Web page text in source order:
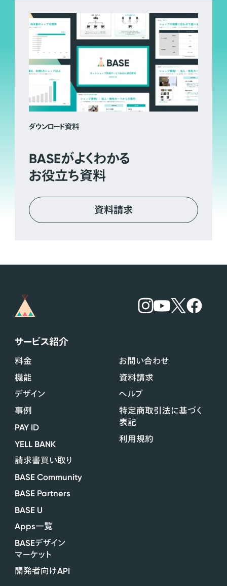
ダウンロード資料
BASEがよくわかる
お役立ち資料
資料請求
サービス紹介
料金
機能
デザイン
事例
PAY ID
YELL BANK
請求書買い取り
BASE Community
BASE Partners
BASE U
Apps一覧
BASEデザイン
マーケット
開発者向けAPI
お問い合わせ
資料請求
ヘルプ
特定商取引法に基づく
表記
利用規約